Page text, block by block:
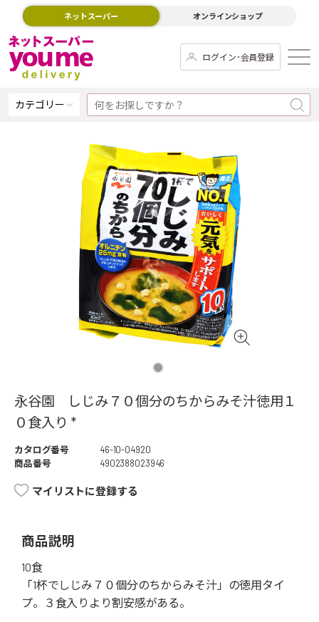
ネットスーパー オンラインショップ
ログイン･会員登録
カテゴリー
永谷園 しじみ７０個分のちからみそ汁徳用１
０食入り *
カタログ番号
46-10-04920
商品番号
4902388023946
マイリストに登録する
商品説明
10食
「1杯でしじみ７０個分のちからみそ汁」の徳用タイ
プ。３食入りより割安感がある。